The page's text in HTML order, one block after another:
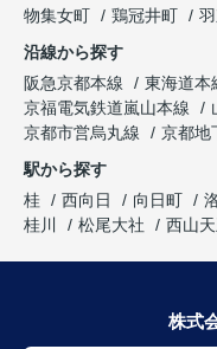
物集女町
鶏冠井町
沿線から探す
阪急京都本線
東海道本
京福電気鉄道嵐山本線
京都市営烏丸線
京都地
駅から探す
桂
西向日 向日町
桂川
松尾大社 西山
株式